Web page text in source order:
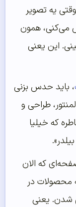
یه تصویر
می‌کنی، همون
این یعنی
، باید حدس بزنی
طراحی و
که خیلیا
که الان
در
شدن. یعنی